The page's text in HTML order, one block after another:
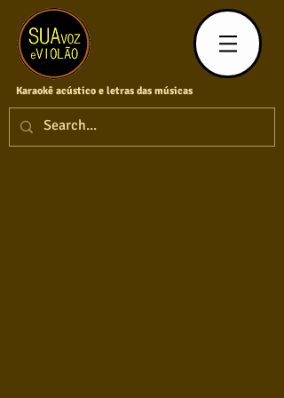
Karaokê acústico e letras das músicas